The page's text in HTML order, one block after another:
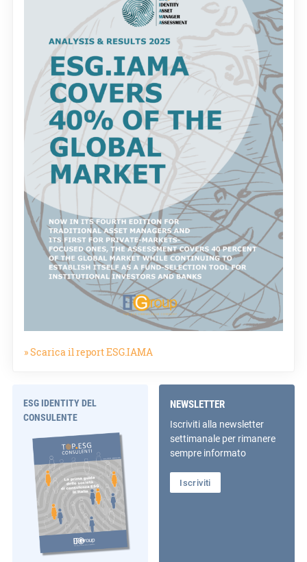
» Scarica il report ESG.IAMA
ESG IDENTITY DEL
CONSULENTE
NEWSLETTER
Iscriviti alla newsletter
settimanale per rimanere
sempre informato
Iscriviti